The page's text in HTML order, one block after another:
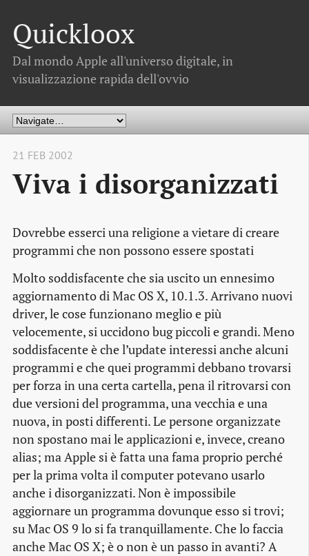
Quickloox
Dal mondo Apple all'universo digitale, in
visualizzazione rapida dell'ovvio
21 FEB 2002
Viva i disorganizzati
Dovrebbe esserci una religione a vietare di creare
programmi che non possono essere spostati
Molto soddisfacente che sia uscito un ennesimo
aggiornamento di Mac OS X, 10.1.3. Arrivano nuovi
driver, le cose funzionano meglio e più
velocemente, si uccidono bug piccoli e grandi. Meno
soddisfacente è che l’update interessi anche alcuni
programmi e che quei programmi debbano trovarsi
per forza in una certa cartella, pena il ritrovarsi con
due versioni del programma, una vecchia e una
nuova, in posti differenti. Le persone organizzate
non spostano mai le applicazioni e, invece, creano
alias; ma Apple si è fatta una fama proprio perché
per la prima volta il computer potevano usarlo
anche i disorganizzati. Non è impossibile
aggiornare un programma dovunque esso si trovi;
su Mac OS 9 lo si fa tranquillamente. Che lo faccia
anche Mac OS X; è o non è un passo in avanti? A